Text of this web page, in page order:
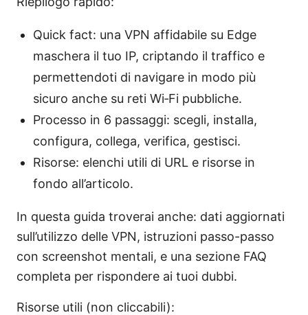
Quick fact: una VPN affidabile su Edge
maschera il tuo IP, criptando il traffico e
permettendoti di navigare in modo più
sicuro anche su reti Wi‑Fi pubbliche.
Processo in 6 passaggi: scegli, installa,
configura, collega, verifica, gestisci.
Risorse: elenchi utili di URL e risorse in
fondo all’articolo.
In questa guida troverai anche: dati aggiornati
sull’utilizzo delle VPN, istruzioni passo-passo
con screenshot mentali, e una sezione FAQ
completa per rispondere ai tuoi dubbi.
Risorse utili (non cliccabili):